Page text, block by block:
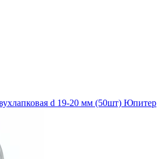
d 19-20 мм (50шт) Юпитер